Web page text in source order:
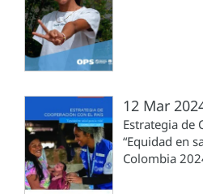
12 Mar
Estrategia de
“Equidad en
Colombia